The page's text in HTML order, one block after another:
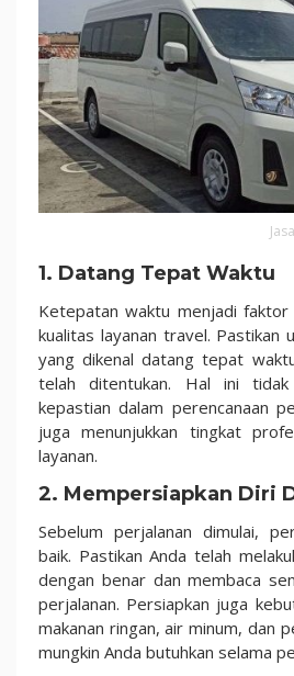
1. Datang Tepat Waktu
Ketepatan waktu menjadi faktor
kualitas layanan travel. Pastikan
yang dikenal datang tepat
telah ditentukan. Hal ini tidak
kepastian dalam perencanaan
juga menunjukkan tingkat
layanan.
2. Mempersiapkan Diri
Sebelum perjalanan dimulai,
baik. Pastikan Anda telah
dengan benar dan membaca
perjalanan. Persiapkan juga
makanan ringan, air minum, dan
mungkin Anda butuhkan selama